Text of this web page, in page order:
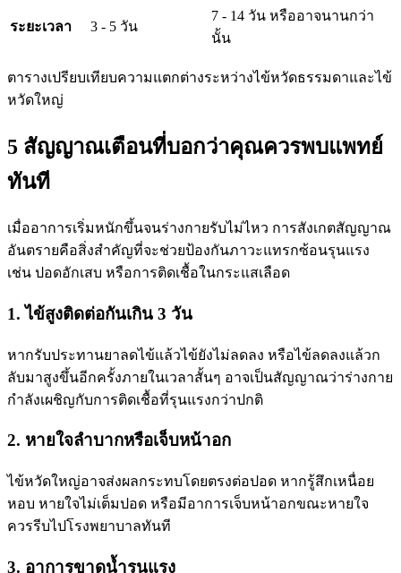
ระยะเวลา 3 - 5 วัน
7 - 14 วัน หรืออาจนานกว่า
นั้น
ตารางเปรียบเทียบความแตกต่างระหว่างไข้หวัดธรรมดาและไข้
หวัดใหญ่
5 สัญญาณเตือนที่บอกว่าคุณควรพบแพทย์
ทันที
เมื่ออาการเริ่มหนักขึ้นจนร่างกายรับไม่ไหว การสังเกตสัญญาณ
อันตรายคือสิ่งสำคัญที่จะช่วยป้องกันภาวะแทรกซ้อนรุนแรง
เช่น ปอดอักเสบ หรือการติดเชื้อในกระแสเลือด
1. ไข้สูงติดต่อกันเกิน 3 วัน
หากรับประทานยาลดไข้แล้วไข้ยังไม่ลดลง หรือไข้ลดลงแล้วก
ลับมาสูงขึ้นอีกครั้งภายในเวลาสั้นๆ อาจเป็นสัญญาณว่าร่างกาย
กำลังเผชิญกับการติดเชื้อที่รุนแรงกว่าปกติ
2. หายใจลำบากหรือเจ็บหน้าอก
ไข้หวัดใหญ่อาจส่งผลกระทบโดยตรงต่อปอด หากรู้สึกเหนื่อย
หอบ หายใจไม่เต็มปอด หรือมีอาการเจ็บหน้าอกขณะหายใจ
ควรรีบไปโรงพยาบาลทันที
3. อาการขาดน้ำรุนแรง